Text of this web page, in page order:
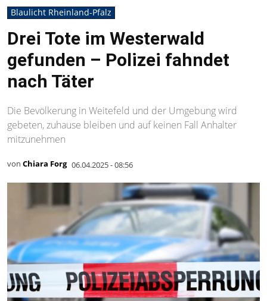
Blaulicht Rheinland-Pfalz
Drei Tote im Westerwald
gefunden – Polizei fahndet
nach Täter
Die Bevölkerung in Weitefeld und der Umgebung wird
gebeten, zuhause bleiben und auf keinen Fall Anhalter
mitzunehmen
von Chiara Forg 06.04.2025 - 08:56